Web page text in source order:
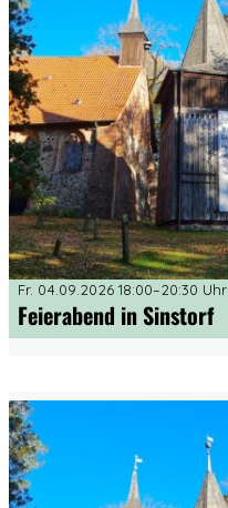
Fr. 04.09.2026 18:00–20:30 Uhr
Feierabend in Sinstorf